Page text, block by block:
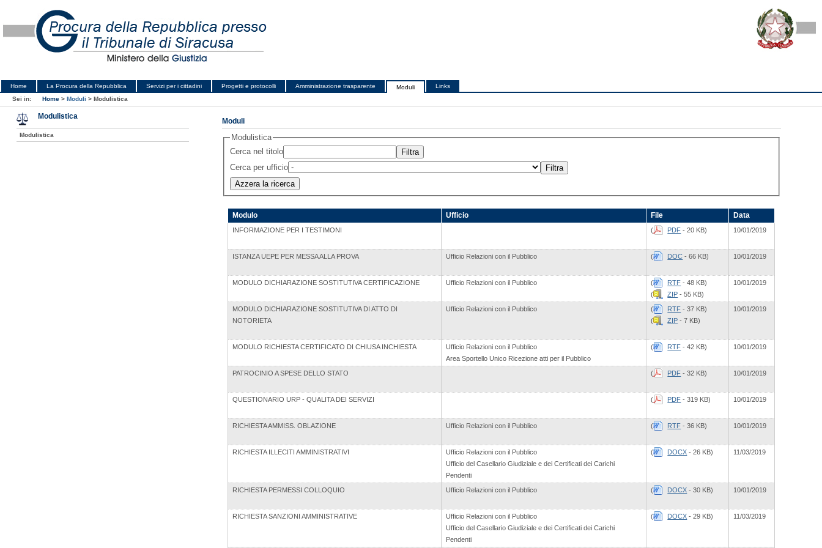
Home La Procura della Repubblica Servizi per i cittadini Progetti e protocolli Amministrazione trasparente Moduli
Links
Sei in:
Home > Moduli > Modulistica
Moduli
Modulistica
Cerca nel titolo
Cerca per ufficio
Modulo Ufficio File
Data
INFORMAZIONE PER I TESTIMONI
( PDF - 20 KB) 10/01/2019
ISTANZA UEPE PER MESSA ALLA PROVA Ufficio Relazioni con il Pubblico ( DOC - 66 KB) 10/01/2019
MODULO DICHIARAZIONE SOSTITUTIVA CERTIFICAZIONE Ufficio Relazioni con il Pubblico ( RTF - 48 KB)
(
ZIP - 55 KB)
10/01/2019
MODULO DICHIARAZIONE SOSTITUTIVA DI ATTO DI
NOTORIETA
Ufficio Relazioni con il Pubblico ( RTF - 37 KB)
(
ZIP - 7 KB)
10/01/2019
MODULO RICHIESTA CERTIFICATO DI CHIUSA INCHIESTA
Ufficio Relazioni con il Pubblico
Area Sportello Unico Ricezione atti per il Pubblico
( RTF - 42 KB) 10/01/2019
PATROCINIO A SPESE DELLO STATO ( PDF - 32 KB) 10/01/2019
QUESTIONARIO URP - QUALITA DEI SERVIZI ( PDF - 319 KB) 10/01/2019
RICHIESTA AMMISS. OBLAZIONE Ufficio Relazioni con il Pubblico ( RTF - 36 KB) 10/01/2019
RICHIESTA ILLECITI AMMINISTRATIVI
Ufficio Relazioni con il Pubblico
Ufficio del Casellario Giudiziale e dei Certificati dei Carichi
Pendenti
( DOCX - 26 KB) 11/03/2019
RICHIESTA PERMESSI COLLOQUIO Ufficio Relazioni con il Pubblico ( DOCX - 30 KB) 10/01/2019
RICHIESTA SANZIONI AMMINISTRATIVE
Ufficio Relazioni con il Pubblico
Ufficio del Casellario Giudiziale e dei Certificati dei Carichi
Pendenti
( DOCX - 29 KB) 11/03/2019
Modulistica
Modulistica